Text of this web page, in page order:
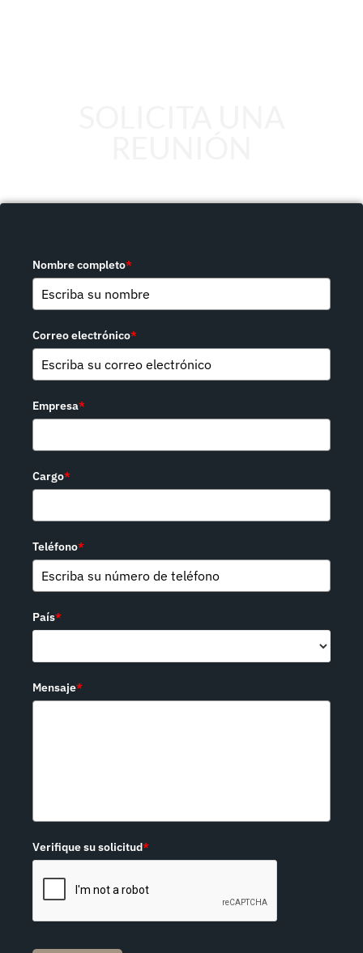
Nombre completo*
Correo electrónico*
Empresa*
Cargo*
Teléfono*
País*
Mensaje*
Verifique su solicitud*